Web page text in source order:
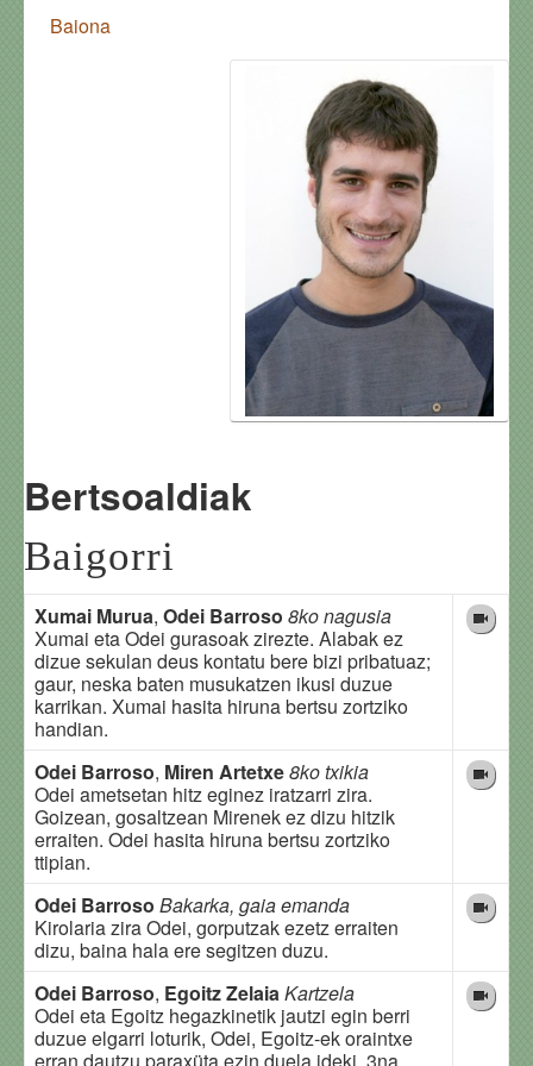
Baiona
Bertsoaldiak
Baigorri
Xumai Murua, Odei Barroso 8ko nagusia
Xumai eta Odei gurasoak zirezte. Alabak ez
dizue sekulan deus kontatu bere bizi pribatuaz;
gaur, neska baten musukatzen ikusi duzue
karrikan. Xumai hasita hiruna bertsu zortziko
handian.
Odei Barroso, Miren Artetxe8ko txikia
Odei ametsetan hitz eginez iratzarri zira.
Goizean, gosaltzean Mirenek ez dizu hitzik
erraiten. Odei hasita hiruna bertsu zortziko
ttipian.
Odei Barroso Bakarka, gaia emanda
Kirolaria zira Odei, gorputzak ezetz erraiten
dizu, baina hala ere segitzen duzu.
Odei Barroso, Egoitz ZelaiaKartzela
Odei eta Egoitz hegazkinetik jautzi egin berri
duzue elgarri loturik, Odei, Egoitz-ek oraintxe